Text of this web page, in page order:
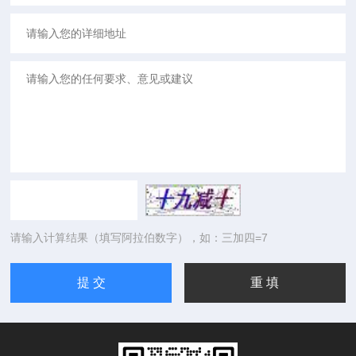
请输入计算结果（填写阿拉伯数字），如：三加四=7